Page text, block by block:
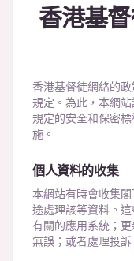
香港基
香港基督徒網絡的
規定。為此，本網
規定的安全和保密
施。
個人資料的收集
本網站有時會收集
途處理該等資料。
有關的應用系統；
無誤；或者處理投